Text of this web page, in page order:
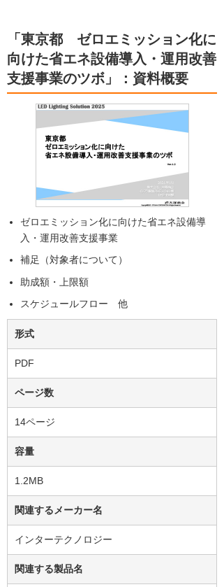
「東京都 ゼロエミッション化に
向けた省エネ設備導入・運用改善
支援事業のツボ」：資料概要
ゼロエミッション化に向けた省エネ設備導
入・運用改善支援事業
補足（対象者について）
助成額・上限額
スケジュールフロー 他
形式
PDF
ページ数
14ページ
容量
1.2MB
関連するメーカー名
インターテクノロジー
関連する製品名